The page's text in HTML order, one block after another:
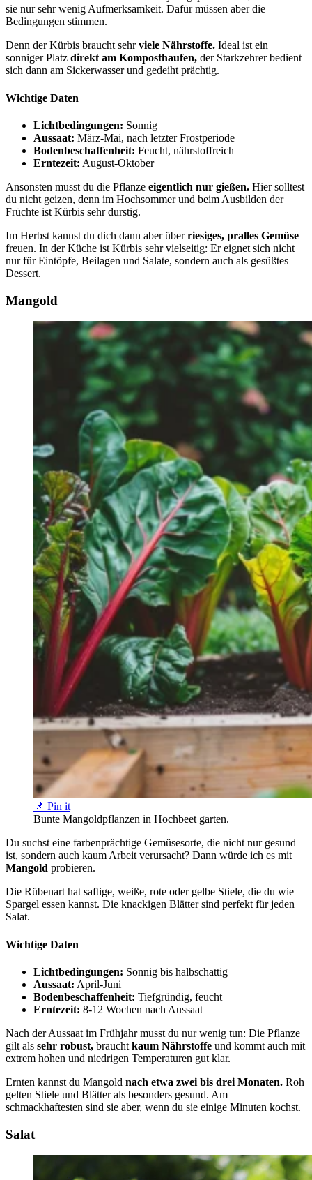
sie nur sehr wenig Aufmerksamkeit. Dafür müssen aber die
Bedingungen stimmen.
Denn der Kürbis braucht sehrviele Nährstoffe. Ideal ist ein
sonniger Platz direkt am Komposthaufen, der Starkzehrer bedient
sich dann am Sickerwasser und gedeiht prächtig.
Wichtige Daten
Lichtbedingungen: Sonnig
Aussaat: März-Mai, nach letzter Frostperiode
Bodenbeschaffenheit: Feucht, nährstoffreich
Erntezeit: August-Oktober
Ansonsten musst du die Pflanze eigentlich nur gießen. Hier solltest
du nicht geizen, denn im Hochsommer und beim Ausbilden der
Früchte ist Kürbis sehr durstig.
Im Herbst kannst du dich dann aber überriesiges, pralles Gemüse
freuen. In der Küche ist Kürbis sehr vielseitig: Er eignet sich nicht
nur für Eintöpfe, Beilagen und Salate, sondern auch als gesüßtes
Dessert.
Mangold
📌 Pin it
Bunte Mangoldpflanzen in Hochbeet garten.
Du suchst eine farbenprächtige Gemüsesorte, die nicht nur gesund
ist, sondern auch kaum Arbeit verursacht? Dann würde ich es mit
Mangold probieren.
Die Rübenart hat saftige, weiße, rote oder gelbe Stiele, die du wie
Spargel essen kannst. Die knackigen Blätter sind perfekt für jeden
Salat.
Wichtige Daten
Lichtbedingungen: Sonnig bis halbschattig
Aussaat: April-Juni
Bodenbeschaffenheit: Tiefgründig, feucht
Erntezeit: 8-12 Wochen nach Aussaat
Nach der Aussaat im Frühjahr musst du nur wenig tun: Die Pflanze
gilt als sehr robust, braucht kaum Nährstoffe und kommt auch mit
extrem hohen und niedrigen Temperaturen gut klar.
Ernten kannst du Mangold nach etwa zwei bis drei Monaten. Roh
gelten Stiele und Blätter als besonders gesund. Am
schmackhaftesten sind sie aber, wenn du sie einige Minuten kochst.
Salat